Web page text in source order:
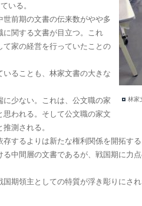
林家
いる。
前期の文書の伝来数がやや多
に関する文書が目立つ。これ
家の経営を行っていたことの
ることも、林家文書の大きな
少ない。これは、公文職の家
われる。そして公文職の家文
測される。
するよりは新たな権利関係を開拓す
中間層の文書であるが、戦国期に力
期領主としての特質が浮き彫りにさ